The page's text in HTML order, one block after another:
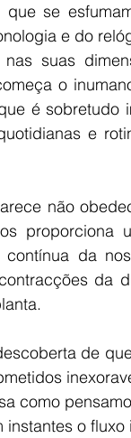
que se
e do
nas suas
o
é sobretudo
e
não
proporciona
contínua da
da
de
como
instantes o